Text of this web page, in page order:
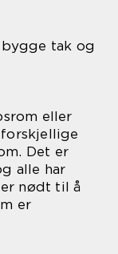
tak og
eller
Det er
alle har
nødt til å
er